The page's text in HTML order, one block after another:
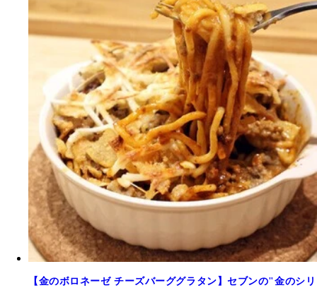
【金のボロネーゼ チーズバーググラタン】セブンの"金のシリ